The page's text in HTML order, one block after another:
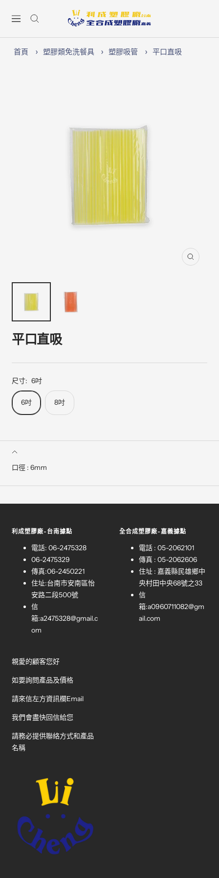
容
導
Lichen74
首頁 塑膠類免洗餐具 塑膠吸管 平口直吸
縮
平口直吸
尺寸: 6吋
6吋 8吋
口徑 : 6mm
利成塑膠廠-台南據點
電話: 06-2475328
06-2475329
傳真:06-2450221
住址:台南市安南區怡
安路二段500號
信
箱:a2475328@gmail.c
om
全合成塑膠廠-嘉義據點
電話 : 05-2062101
傳真 : 05-2062606
住址 : 嘉義縣民雄鄉中
央村田中央68號之33
信
箱:a0960711082@gm
ail.com
親愛的顧客您好
如要詢問產品及價格
請來信左方資訊欄Email
我們會盡快回信給您
請務必提供聯絡方式和產品
名稱